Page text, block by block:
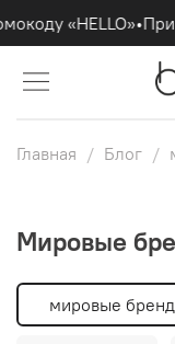
«HELLO»•
Главная Блог
мировые
мировые